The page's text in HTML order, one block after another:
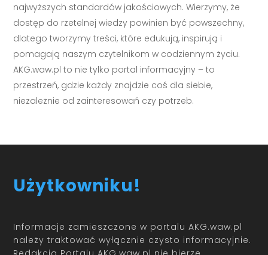
najwyższych standardów jakościowych. Wierzymy, że
dostęp do rzetelnej wiedzy powinien być powszechny,
dlatego tworzymy treści, które edukują, inspirują i
pomagają naszym czytelnikom w codziennym życiu.
AKG.waw.pl to nie tylko portal informacyjny – to
przestrzeń, gdzie każdy znajdzie coś dla siebie,
niezależnie od zainteresowań czy potrzeb.
Użytkowniku!
Informacje zamieszczone w portalu AKG.waw.pl
należy traktować wyłącznie czysto informacyjnie.